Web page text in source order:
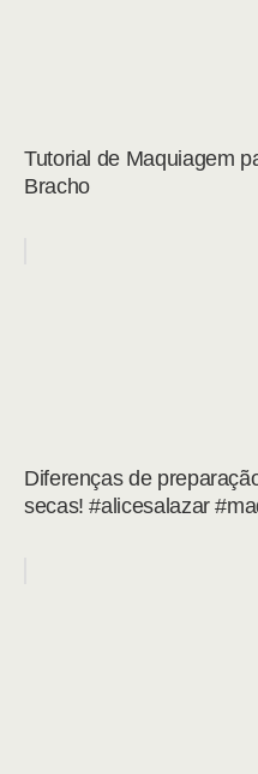
Tutorial de Maquiagem
Bracho
Diferenças de
secas! #alicesalazar